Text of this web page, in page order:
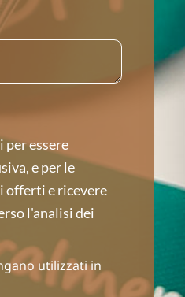
essere
e per le
offerti e ricevere
l'analisi dei
utilizzati in